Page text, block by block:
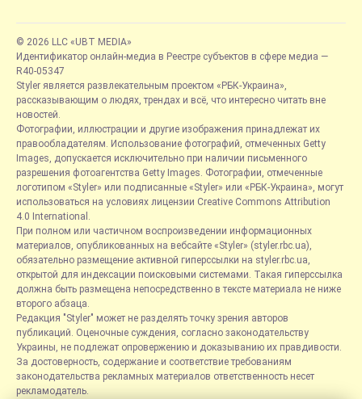
© 2026 LLC «UBT MEDIA»
Идентификатор онлайн-медиа в Реестре субъектов в сфере медиа —
R40-05347
Styler является развлекательным проектом «РБК-Украина»,
рассказывающим о людях, трендах и всё, что интересно читать вне
новостей.
Фотографии, иллюстрации и другие изображения принадлежат их
правообладателям. Использование фотографий, отмеченных Getty
Images, допускается исключительно при наличии письменного
разрешения фотоагентства Getty Images. Фотографии, отмеченные
логотипом «Styler» или подписанные «Styler» или «РБК-Украина», могут
использоваться на условиях лицензии Creative Commons Attribution
4.0 International.
При полном или частичном воспроизведении информационных
материалов, опубликованных на вебсайте «Styler» (styler.rbc.ua),
обязательно размещение активной гиперссылки на styler.rbc.ua,
открытой для индексации поисковыми системами. Такая гиперссылка
должна быть размещена непосредственно в тексте материала не ниже
второго абзаца.
Редакция "Styler" может не разделять точку зрения авторов
публикаций. Оценочные суждения, согласно законодательству
Украины, не подлежат опровержению и доказыванию их правдивости.
За достоверность, содержание и соответствие требованиям
законодательства рекламных материалов ответственность несет
рекламодатель.